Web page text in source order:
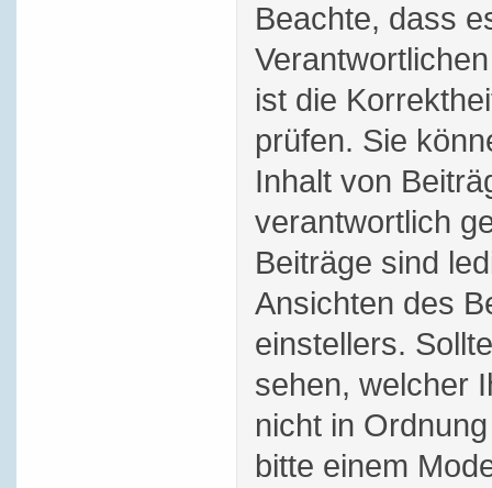
Beachte, dass
ist die
prüfen. Sie
Inhalt von
verantwortlich
Beiträge sind
Ansichten des
einstellers.
sehen, welcher
nicht in
bitte einem